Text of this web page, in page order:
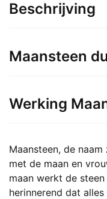
Beschrijving
Maansteen
Werking
Maansteen, de
met de maan en
maan werkt de
herinnerend dat